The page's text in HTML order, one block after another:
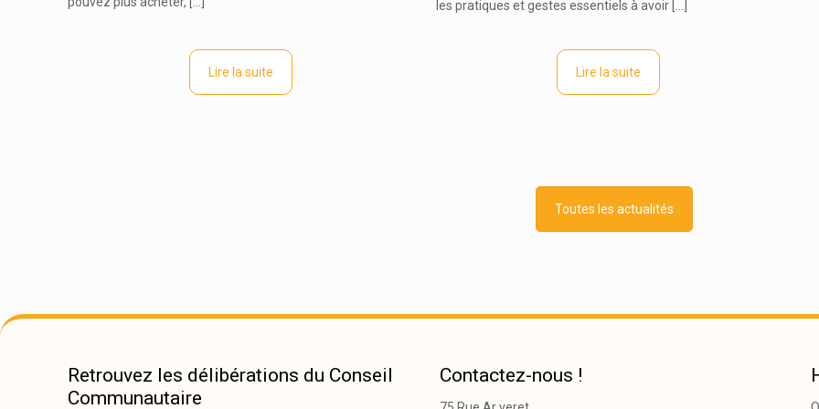
Lire la suite
les pratiques et gestes essentiels à avoir[…]
Lire la suite
Toutes les actualités
Retrouvez les délibérations du Conseil
Communautaire
Contactez-nous !